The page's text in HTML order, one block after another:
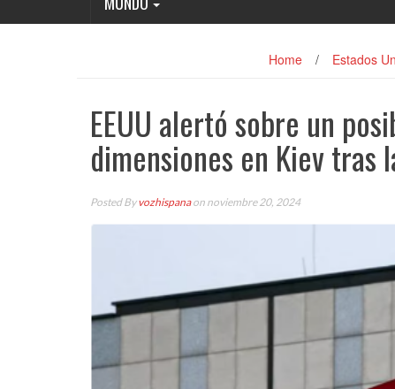
Home / Estados
EEUU alertó sobre un
dimensiones en Kiev tras
Posted Byvozhispanaon noviembre 20, 2024